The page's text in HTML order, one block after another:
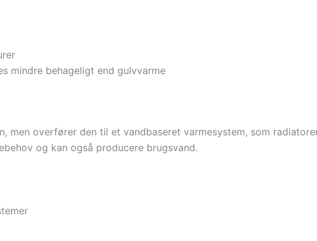
mindre behageligt end gulvvarme
men overfører den til et vandbaseret varmesystem, som
og kan også producere brugsvand.